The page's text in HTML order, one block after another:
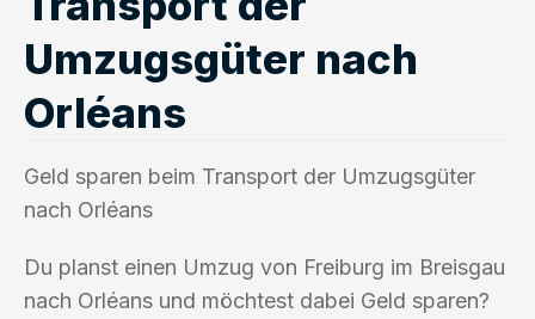
Umzugsgüter nach
Orléans
Geld sparen beim Transport der Umzugsgüter
nach Orléans
Du planst einen Umzug von Freiburg im Breisgau
nach Orléans und möchtest dabei Geld sparen?